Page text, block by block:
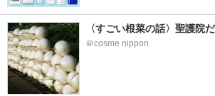
〈すごい根菜の話〉聖護院
＠cosme nippon